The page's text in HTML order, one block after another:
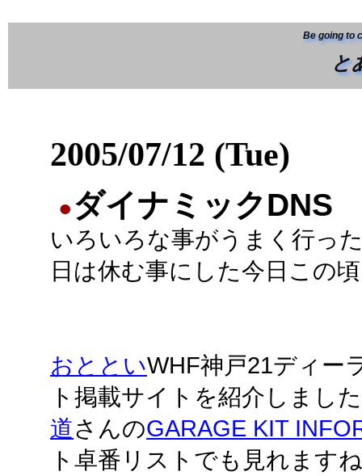
Be going to
と
2005/07/12 (Tue)
●ダイナミックDNS
いろいろな事がうまく行っ
日は休む事にした今日この
おとといWHF神戸21ディー
ト掲載サイトを紹介しまし
道さんのGARAGE KIT
ト卓番リストでも見れます